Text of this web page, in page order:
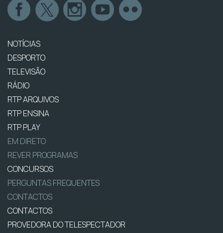
NOTÍCIAS
DESPORTO
TELEVISÃO
RÁDIO
RTP ARQUIVOS
RTP ENSINA
RTP PLAY
EM DIRETO
REVER PROGRAMAS
CONCURSOS
PERGUNTAS FREQUENTES
CONTACTOS
CONTACTOS
PROVEDORA DO TELESPECTADOR